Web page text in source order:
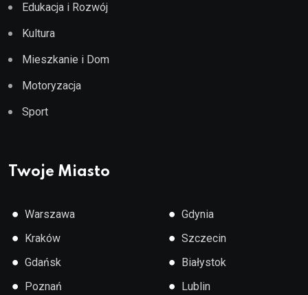
Edukacja i Rozwój
Kultura
Mieszkanie i Dom
Motoryzacja
Sport
Twoje Miasto
● Warszawa
● Kraków
● Gdańsk
● Poznań
● Gdynia
● Szczecin
● Białystok
● Lublin